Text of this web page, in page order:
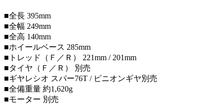
■全長 395mm
■全幅 249mm
■全高 140mm
■ホイールベース 285mm
■トレッド（Ｆ／Ｒ） 221mm / 201mm
■タイヤ（Ｆ／Ｒ） 別売
■ギヤレシオ スパー76T / ピニオンギヤ別売
■全備重量 約1,620g
■モーター 別売